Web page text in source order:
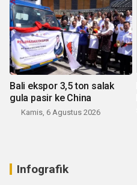
Bali ekspor 3,5 ton salak
gula pasir ke China
Kamis, 6 Agustus 2026
Infografik